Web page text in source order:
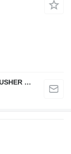
POLYGONMACH ASPHALT CONCRETE CRUSHER SYSTEMS